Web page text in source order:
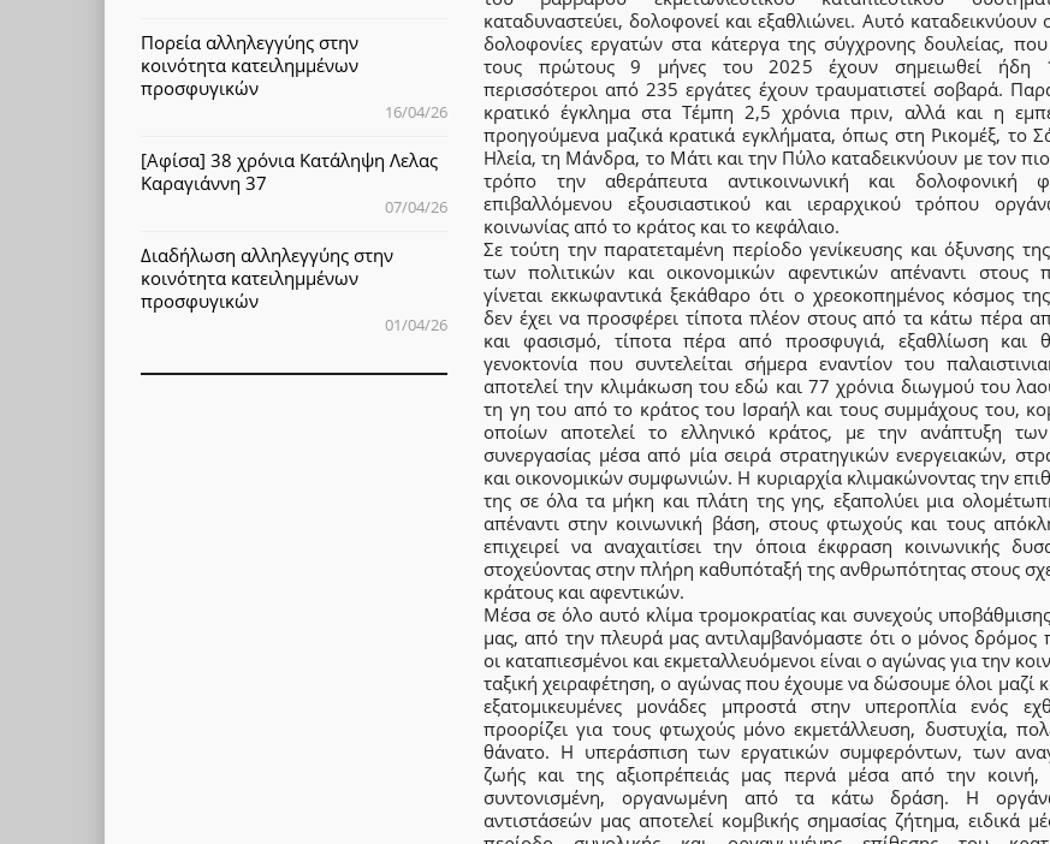
καταδυναστεύει, δολοφονεί και εξαθλιώνει. Αυτό καταδεικνύουν
δολοφονίες εργατών στα κάτεργα της σύγχρονης δουλείας,
τους πρώτους 9 μήνες του 2025 έχουν σημειωθεί ήδη
περισσότεροι από 235 εργάτες έχουν τραυματιστεί σοβαρά.
κρατικό έγκλημα στα Τέμπη 2,5 χρόνια πριν, αλλά και η
προηγούμενα μαζικά κρατικά εγκλήματα, όπως στη Ρικομέξ, το
Ηλεία, τη Μάνδρα, το Μάτι και την Πύλο καταδεικνύουν με τον
τρόπο την αθεράπευτα αντικοινωνική και δολοφονική
επιβαλλόμενου εξουσιαστικού και ιεραρχικού τρόπου
κοινωνίας από το κράτος και το κεφάλαιο.
Σε τούτη την παρατεταμένη περίοδο γενίκευσης και όξυνσης
των πολιτικών και οικονομικών αφεντικών απέναντι στους
γίνεται εκκωφαντικά ξεκάθαρο ότι ο χρεοκοπημένος κόσμος
δεν έχει να προσφέρει τίποτα πλέον στους από τα κάτω πέρα
και φασισμό, τίποτα πέρα από προσφυγιά, εξαθλίωση και
γενοκτονία που συντελείται σήμερα εναντίον του
αποτελεί την κλιμάκωση του εδώ και 77 χρόνια διωγμού του
τη γη του από το κράτος του Ισραήλ και τους συμμάχους του,
οποίων αποτελεί το ελληνικό κράτος, με την ανάπτυξη
συνεργασίας μέσα από μία σειρά στρατηγικών ενεργειακών,
και οικονομικών συμφωνιών. Η κυριαρχία κλιμακώνοντας την
της σε όλα τα μήκη και πλάτη της γης, εξαπολύει μια
απέναντι στην κοινωνική βάση, στους φτωχούς και τους
επιχειρεί να αναχαιτίσει την όποια έκφραση κοινωνικής
στοχεύοντας στην πλήρη καθυπόταξή της ανθρωπότητας στους
κράτους και αφεντικών.
Μέσα σε όλο αυτό κλίμα τρομοκρατίας και συνεχούς
μας, από την πλευρά μας αντιλαμβανόμαστε ότι ο μόνος δρόμος
οι καταπιεσμένοι και εκμεταλλευόμενοι είναι ο αγώνας για την
ταξική χειραφέτηση, ο αγώνας που έχουμε να δώσουμε όλοι μαζί
εξατομικευμένες μονάδες μπροστά στην υπεροπλία ενός
προορίζει για τους φτωχούς μόνο εκμετάλλευση, δυστυχία,
θάνατο. Η υπεράσπιση των εργατικών συμφερόντων, των
ζωής και της αξιοπρέπειάς μας περνά μέσα από την κοινή,
συντονισμένη, οργανωμένη από τα κάτω δράση. Η
αντιστάσεών μας αποτελεί κομβικής σημασίας ζήτημα, ειδικά
Πορεία αλληλεγγύης στην
κοινότητα κατειλημμένων
προσφυγικών
16/04/26
[Αφίσα] 38 χρόνια Κατάληψη Λελας
Καραγιάννη 37
07/04/26
Διαδήλωση αλληλεγγύης στην
κοινότητα κατειλημμένων
προσφυγικών
01/04/26